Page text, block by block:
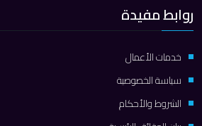
روابط مفيدة
خدمات الأعمال
سياسة الخصوصية
الشروط والأحكام